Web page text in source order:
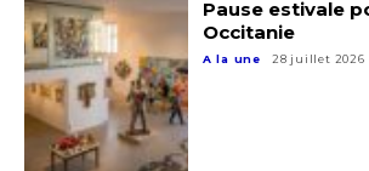
Pause estivale
Occitanie
A la une 28 juillet 2026